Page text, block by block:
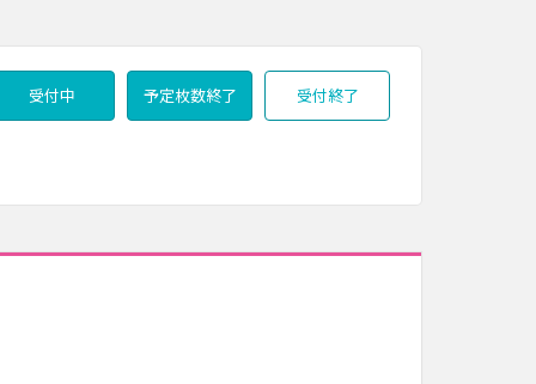
受付中 予定枚数終了 受付終了